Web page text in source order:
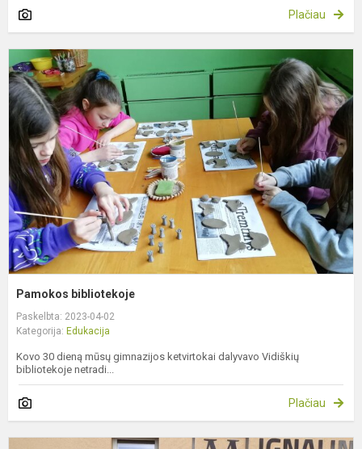
Plačiau
Pamokos bibliotekoje
Paskelbta: 2023-04-02
Kategorija: Edukacija
Kovo 30 dieną mūsų gimnazijos ketvirtokai dalyvavo Vidiškių
bibliotekoje netradi...
Plačiau